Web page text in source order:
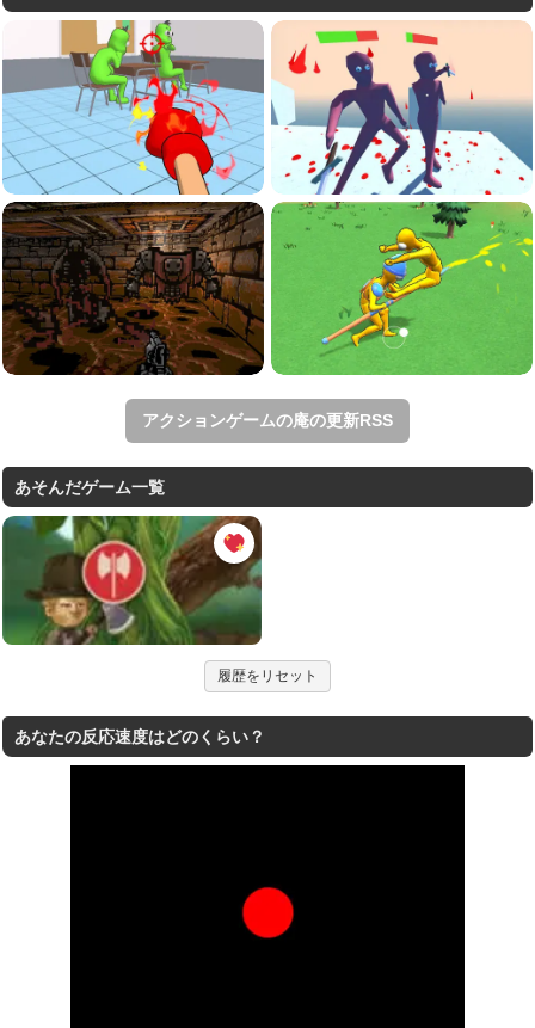
アクションゲームの庵の更新RSS
あそんだゲーム一覧
履歴をリセット
あなたの反応速度はどのくらい？